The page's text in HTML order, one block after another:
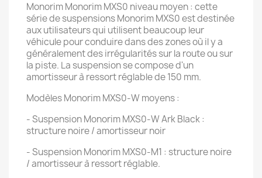
Monorim Monorim MXS0 niveau moyen : cette
série de suspensions Monorim MXS0 est destinée
aux utilisateurs qui utilisent beaucoup leur
véhicule pour conduire dans des zones où il y a
généralement des irrégularités sur la route ou sur
la piste. La suspension se compose d'un
amortisseur à ressort réglable de 150 mm.
Modèles Monorim MXS0-W moyens :
- Suspension Monorim MXS0-W Ark Black :
structure noire / amortisseur noir
- Suspension Monorim MXS0-M1 : structure noire
/ amortisseur à ressort réglable.